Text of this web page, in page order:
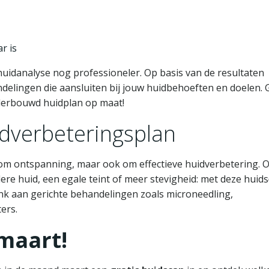
is
nog professioneler. Op basis van de resultaten
die aansluiten bij jouw huidbehoeften en doelen.
huidplan op maat!
ontspanning, maar ook om effectieve huidverbetering.
huid, een egale teint of meer stevigheid: met deze
aan gerichte behandelingen zoals microneedling,